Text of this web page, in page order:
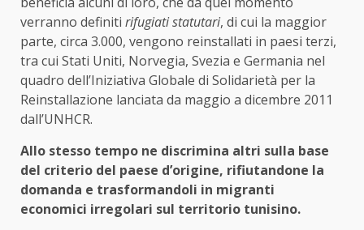
verranno definiti rifugiati statutari, di cui la maggior
parte, circa 3.000, vengono reinstallati in paesi terzi,
tra cui Stati Uniti, Norvegia, Svezia e Germania nel
quadro dell’Iniziativa Globale di Solidarietà per la
Reinstallazione lanciata da maggio a dicembre 2011
dall’UNHCR.
Allo stesso tempo ne discrimina altri sulla base
del criterio del paese d’origine, rifiutandone la
domanda e trasformandoli in migranti
economici irregolari sul territorio tunisino.